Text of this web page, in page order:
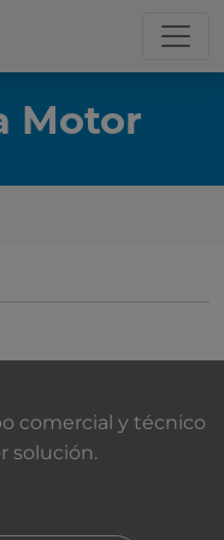
Motor
comercial y técnico
solución.